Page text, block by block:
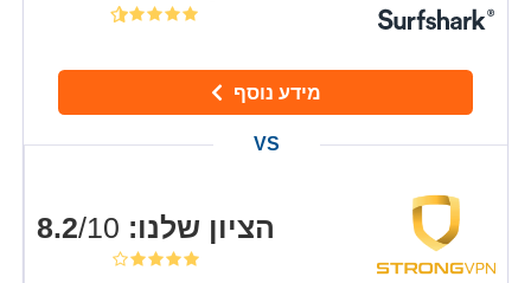
מידע נוסף
הציון שלנו:
/10